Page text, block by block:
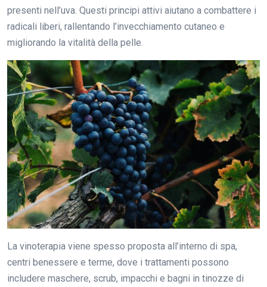
presenti nell’uva. Questi principi attivi aiutano a combattere i
radicali liberi, rallentando l’invecchiamento cutaneo e
migliorando la vitalità della pelle.
La vinoterapia viene spesso proposta all’interno di spa,
centri benessere e terme, dove i trattamenti possono
includere maschere, scrub, impacchi e bagni in tinozze di